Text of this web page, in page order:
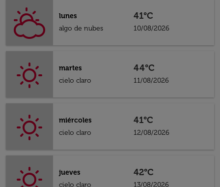
lunes
algo de nubes
41°C
10/08/2026
martes
cielo claro
44°C
11/08/2026
miércoles
cielo claro
41°C
12/08/2026
jueves
cielo claro
42°C
13/08/2026